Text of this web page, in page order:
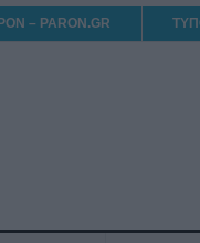
– PARON.GR